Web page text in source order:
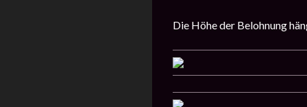
Die Höhe der Belohnung